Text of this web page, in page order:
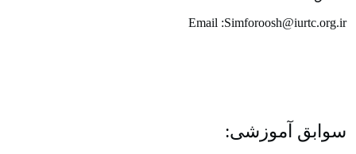
Email :Simforoosh@iurtc.org.ir
سوابق آموزشی: